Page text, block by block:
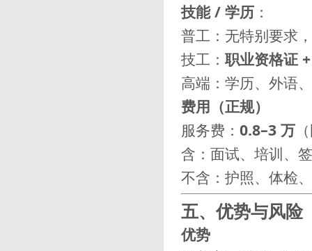
技能 / 学历 ：
普工：无特别要求
技工： 职业资格证
高端：学历、外语
费用（正规）
服务费： 0.8–3 万
含：面试、培训、
不含：护照、体检
五、优势与风险
优势